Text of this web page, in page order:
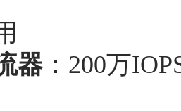
器：200万